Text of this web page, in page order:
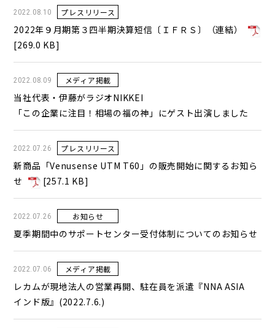
2022.08.10 プレスリリース
2022年９月期第３四半期決算短信〔ＩＦＲＳ〕（連結）
[269.0 KB]
2022.08.09 メディア掲載
当社代表・伊藤がラジオNIKKEI
「この企業に注目！相場の福の神」にゲスト出演しました
2022.07.26 プレスリリース
新商品「Venusense UTM T60」の販売開始に関するお知ら
せ
[257.1 KB]
2022.07.26 お知らせ
夏季期間中のサポートセンター受付体制についてのお知らせ
2022.07.06 メディア掲載
レカムが現地法人の営業再開、駐在員を派遣『NNA ASIA
インド版』(2022.7.6.)